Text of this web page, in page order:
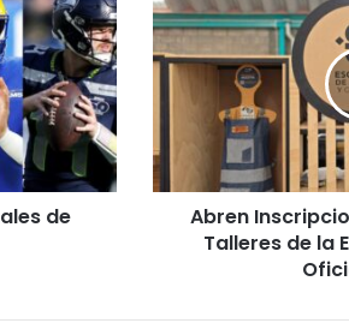
de
Inscripciones
para
Cursos
la
Escuela
Abren
Talleres de la